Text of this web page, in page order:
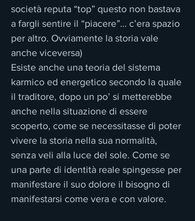
società reputa “top” questo non bastava
a fargli sentire il “piacere”… c’era spazio
per altro. Ovviamente la storia vale
anche viceversa)
Esiste anche una teoria del sistema
karmico ed energetico secondo la quale
il traditore, dopo un po’ si metterebbe
anche nella situazione di essere
scoperto, come se necessitasse di poter
vivere la storia nella sua normalità,
senza veli alla luce del sole. Come se
una parte di identità reale spingesse per
manifestare il suo dolore il bisogno di
manifestarsi come vera e con valore.